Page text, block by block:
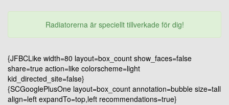
Radiatorerna är speciellt tillverkade för dig!
{JFBCLike width=80 layout=box_count show_faces=false
share=true action=like colorscheme=light
kid_directed_site=false}
{SCGooglePlusOne layout=box_count annotation=bubble size=tall
align=left expandTo=top,left recommendations=true}